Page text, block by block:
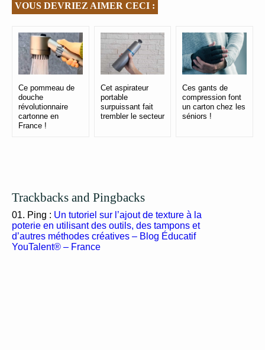
VOUS DEVRIEZ AIMER CECI :
Ce pommeau de
douche
révolutionnaire
cartonne en
France !
Cet aspirateur
portable
surpuissant fait
trembler le secteur
Ces gants de
compression font
un carton chez les
séniors !
Trackbacks and Pingbacks
Ping : Un tutoriel sur l’ajout de texture à la
poterie en utilisant des outils, des tampons et
d’autres méthodes créatives – Blog Éducatif
YouTalent® – France